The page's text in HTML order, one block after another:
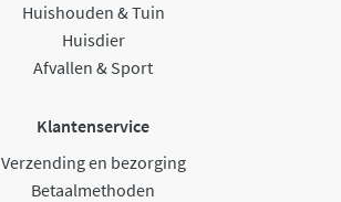
Huishouden & Tuin
Huisdier
Afvallen & Sport
Klantenservice
Verzending en bezorging
Betaalmethoden